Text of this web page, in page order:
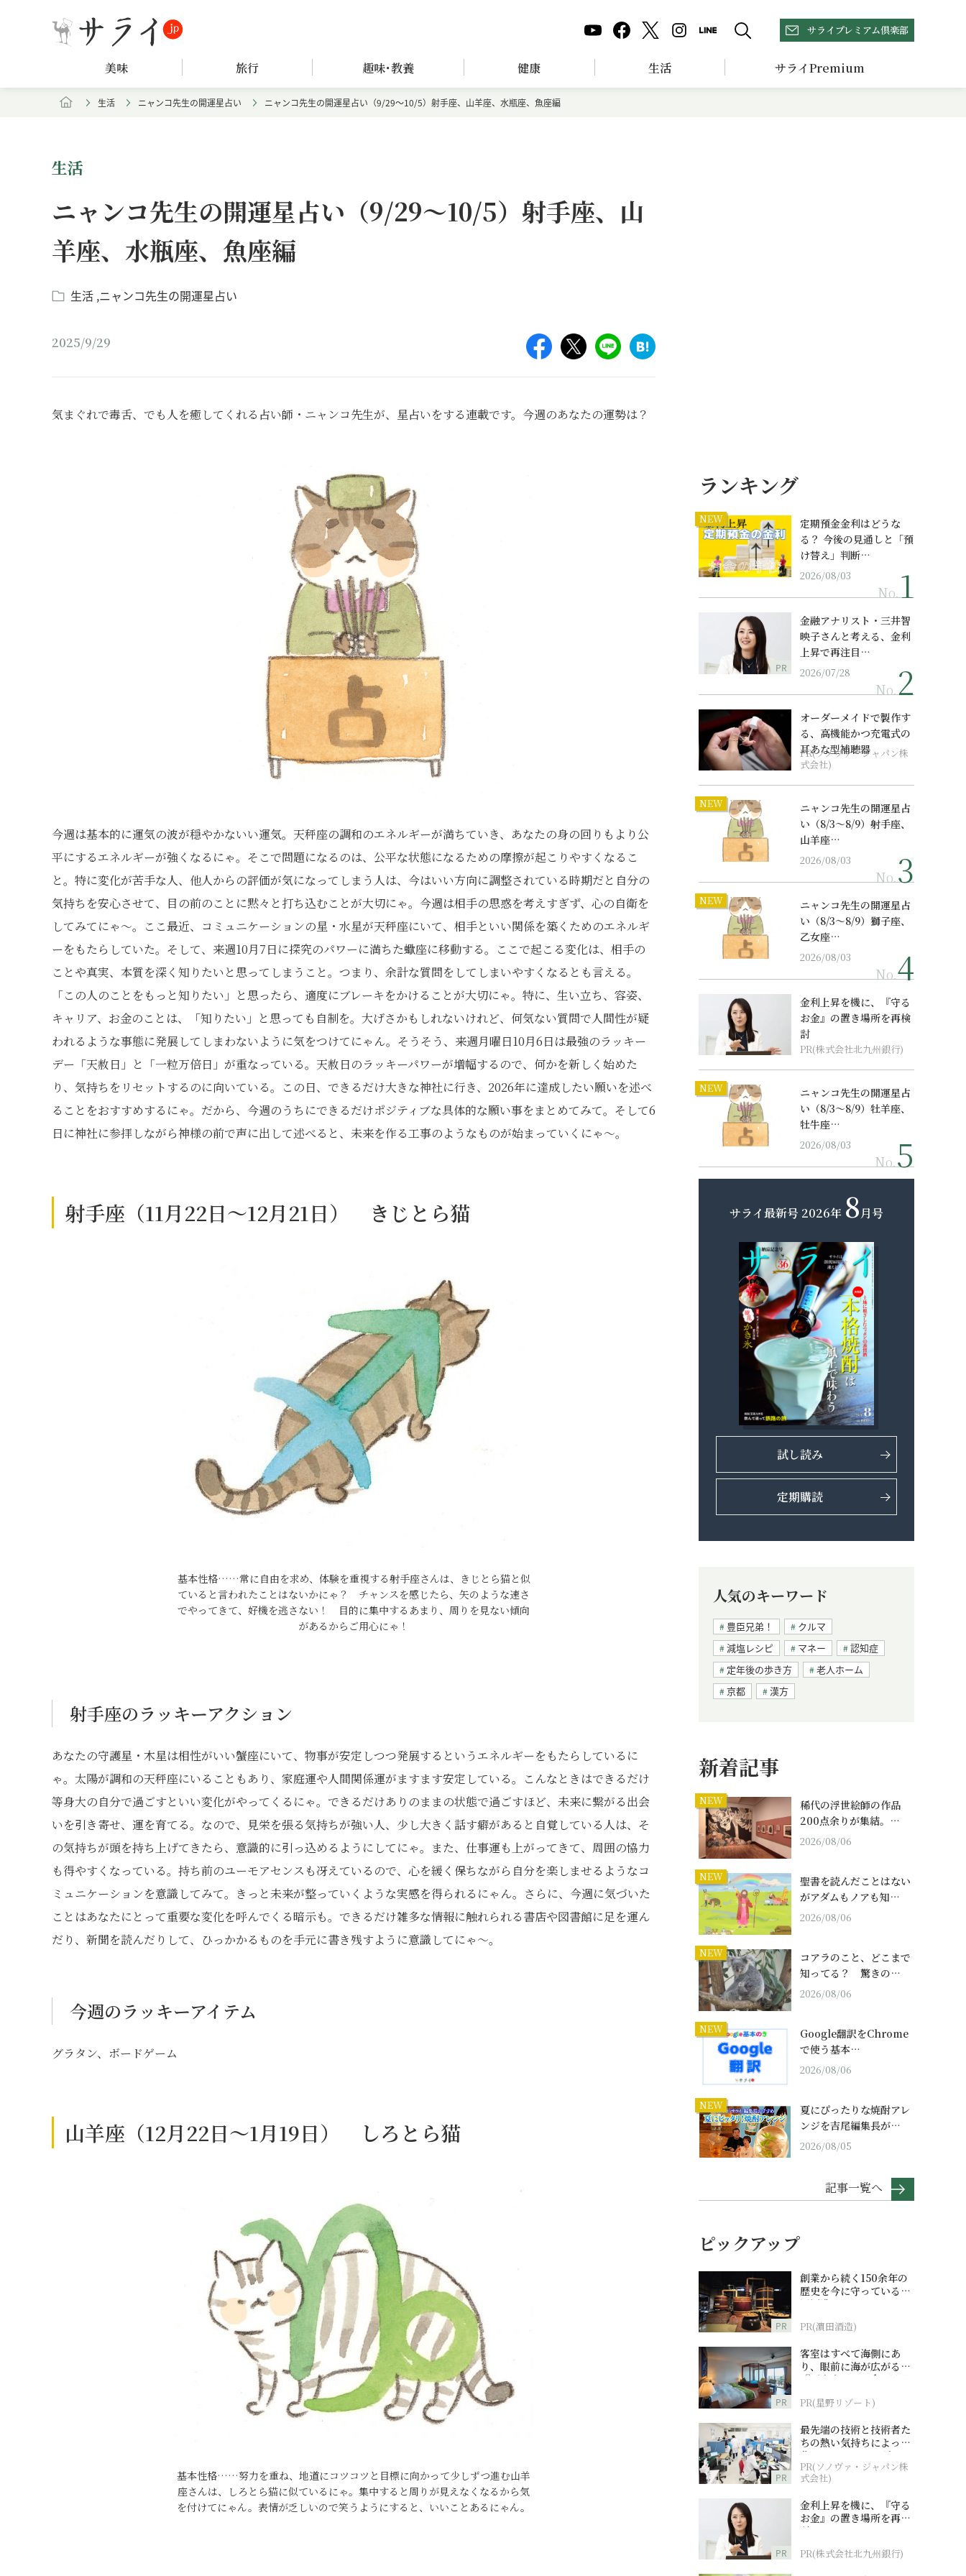
サライプレミアム倶楽部
美味 旅行 趣味･教養 健康 生活 サライPremium
生活 ニャンコ先生の開運星占い ニャンコ先生の開運星占い（9/29～10/5）射手座、山羊座、水瓶座、魚座編
生活
ニャンコ先生の開運星占い（9/29～10/5）射手座、山
羊座、水瓶座、魚座編
生活 ニャンコ先生の開運星占い
2025/9/29
気まぐれで毒舌、でも人を癒してくれる占い師・ニャンコ先生が、星占いをする連載です。今週のあなたの運勢は？
今週は基本的に運気の波が穏やかないい運気。天秤座の調和のエネルギーが満ちていき、あなたの身の回りもより公
平にするエネルギーが強くなるにゃ。そこで問題になるのは、公平な状態になるための摩擦が起こりやすくなるこ
と。特に変化が苦手な人、他人からの評価が気になってしまう人は、今はいい方向に調整されている時期だと自分の
気持ちを安心させて、目の前のことに黙々と打ち込むことが大切にゃ。今週は相手の思惑を考えすぎず、心の自衛を
してみてにゃ〜。ここ最近、コミュニケーションの星・水星が天秤座にいて、相手といい関係を築くためのエネルギ
ーをもたらしていた。そして、来週10月7日に探究のパワーに満ちた蠍座に移動する。ここで起こる変化は、相手の
ことや真実、本質を深く知りたいと思ってしまうこと。つまり、余計な質問をしてしまいやすくなるとも言える。
「この人のことをもっと知りたい」と思ったら、適度にブレーキをかけることが大切にゃ。特に、生い立ち、容姿、
キャリア、お金のことは、「知りたい」と思っても自制を。大げさかもしれないけれど、何気ない質問で人間性が疑
われるような事態に発展してしまわないように気をつけてにゃん。そうそう、来週月曜日10月6日は最強のラッキー
デー「天赦日」と「一粒万倍日」が重なっている。天赦日のラッキーパワーが増幅するので、何かを新しく始めた
り、気持ちをリセットするのに向いている。この日、できるだけ大きな神社に行き、2026年に達成したい願いを述べ
ることをおすすめするにゃ。だから、今週のうちにできるだけポジティブな具体的な願い事をまとめてみて。そして6
日に神社に参拝しながら神様の前で声に出して述べると、未来を作る工事のようなものが始まっていくにゃ〜。
射手座（11月22日～12月21日） きじとら猫
基本性格……常に自由を求め、体験を重視する射手座さんは、きじとら猫と似
ていると言われたことはないかにゃ？ チャンスを感じたら、矢のような速さ
でやってきて、好機を逃さない！ 目的に集中するあまり、周りを見ない傾向
があるからご用心にゃ！
射手座のラッキーアクション
あなたの守護星・木星は相性がいい蟹座にいて、物事が安定しつつ発展するというエネルギーをもたらしているに
ゃ。太陽が調和の天秤座にいることもあり、家庭運や人間関係運がますます安定している。こんなときはできるだけ
等身大の自分で過ごすといい変化がやってくるにゃ。できるだけありのままの状態で過ごすほど、未来に繋がる出会
いを引き寄せ、運を育てる。なので、見栄を張る気持ちが強い人、少し大きく話す癖があると自覚している人は、そ
の気持ちが頭を持ち上げてきたら、意識的に引っ込めるようにしてにゃ。また、仕事運も上がってきて、周囲の協力
も得やすくなっている。持ち前のユーモアセンスも冴えているので、心を緩く保ちながら自分を楽しませるようなコ
ミュニケーションを意識してみて。きっと未来が整っていくような実感を得られるにゃん。さらに、今週に気づいた
ことはあなたにとって重要な変化を呼んでくる暗示も。できるだけ雑多な情報に触れられる書店や図書館に足を運ん
だり、新聞を読んだりして、ひっかかるものを手元に書き残すように意識してにゃ〜。
今週のラッキーアイテム
グラタン、ボードゲーム
山羊座（12月22日～1月19日） しろとら猫
基本性格……努力を重ね、地道にコツコツと目標に向かって少しずつ進む山羊
座さんは、しろとら猫に似ているにゃ。集中すると周りが見えなくなるから気
を付けてにゃん。表情が乏しいので笑うようにすると、いいことあるにゃん。
ランキング
NEW
定期預金金利はどうな
る？ 今後の見通しと「預
け替え」判断…
2026/08/03
No.
PR
金融アナリスト・三井智
映子さんと考える、金利
上昇で再注目…
2026/07/28
No.
オーダーメイドで製作す
る、高機能かつ充電式の
耳あな型補聴器
PR(ソノヴァ・ジャパン株
式会社)
NEW
ニャンコ先生の開運星占
い（8/3～8/9）射手座、
山羊座…
2026/08/03
No.
NEW
ニャンコ先生の開運星占
い（8/3～8/9）獅子座、
乙女座…
2026/08/03
No.
金利上昇を機に、『守る
お金』の置き場所を再検
討
PR(株式会社北九州銀行)
NEW
ニャンコ先生の開運星占
い（8/3～8/9）牡羊座、
牡牛座…
2026/08/03
No.
サライ最新号 2026年 8月号
試し読み
定期購読
人気のキーワード
豊臣兄弟！
クルマ
減塩レシピ
マネー
認知症
定年後の歩き方
老人ホーム
京都
漢方
新着記事
NEW
稀代の浮世絵師の作品
200点余りが集結。…
2026/08/06
NEW
聖書を読んだことはない
がアダムもノアも知…
2026/08/06
NEW
コアラのこと、どこまで
知ってる？ 驚きの…
2026/08/06
NEW
Google翻訳をChrome
で使う基本…
2026/08/06
NEW
夏にぴったりな焼酎アレ
ンジを吉尾編集長が…
2026/08/05
記事一覧へ
ピックアップ
PR
創業から続く150余年の
歴史を今に守っている濵
田酒造
PR(濵田酒造)
PR
客室はすべて海側にあ
り、眼前に海が広がる
『西表島ホテル by 星野
PR(星野リゾート)
PR
最先端の技術と技術者た
ちの熱い気持ちによって
作られているオーダーメ
イド補聴器
PR(ソノヴァ・ジャパン株
式会社)
PR
金利上昇を機に、『守る
お金』の置き場所を再検
討
PR(株式会社北九州銀行)